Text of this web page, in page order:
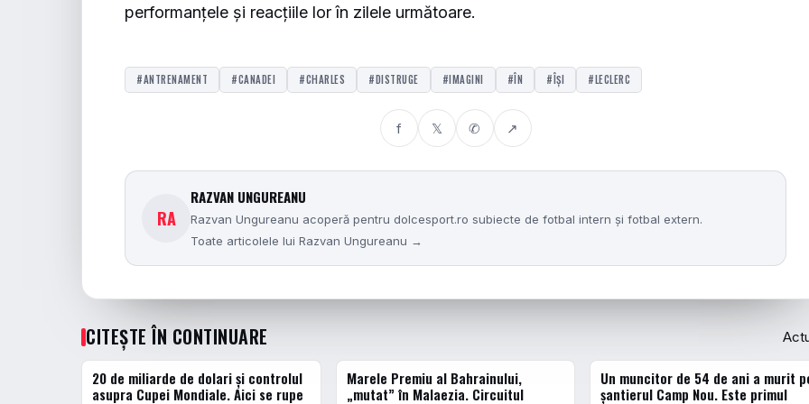
performanțele și reacțiile lor în zilele următoare.
#ANTRENAMENT #CANADEI #CHARLES #DISTRUGE #IMAGINI #ÎN #ÎȘI #LECLERC
f 𝕏 ✆ ↗
RA
RAZVAN UNGUREANU
Razvan Ungureanu acoperă pentru dolcesport.ro subiecte de fotbal intern și fotbal extern.
Toate articolele lui Razvan Ungureanu →
CITEȘTE ÎN CONTINUARE
ACTUALE
20 de miliarde de dolari și controlul
asupra Cupei Mondiale. Aici se rupe
ACTUALE
Marele Premiu al Bahrainului,
„mutat” în Malaezia. Circuitul
ACTUALE
Un muncitor de 54 de ani a murit
șantierul Camp Nou. Este primul